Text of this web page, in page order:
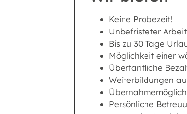
Keine Probezeit!
Unbefristeter
Bis zu 30 Tage
Möglichkeit einer
Übertarifliche
Weiterbildungen
Persönliche